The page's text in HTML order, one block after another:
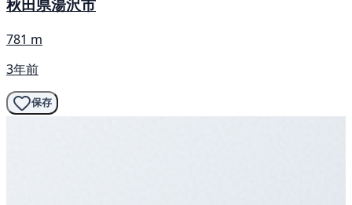
秋田県湯沢市
781 m
3年前
保存